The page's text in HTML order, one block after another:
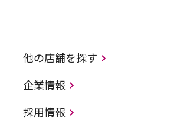
他の店舗を探す
企業情報
採用情報